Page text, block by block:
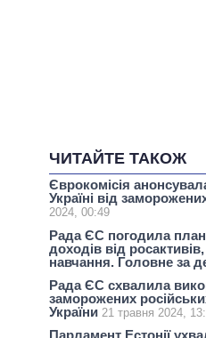
ЧИТАЙТЕ ТАКОЖ
Єврокомісія
Україні від
2024, 00:49
Рада ЄС погодила
доходів від
навчання. Головне за
Рада ЄС схвалила
заморожених
України 21 травня 2024,
Парламент Естонії